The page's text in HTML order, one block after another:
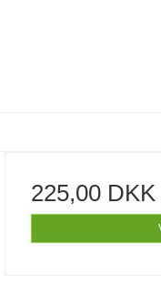
225,00 DKK